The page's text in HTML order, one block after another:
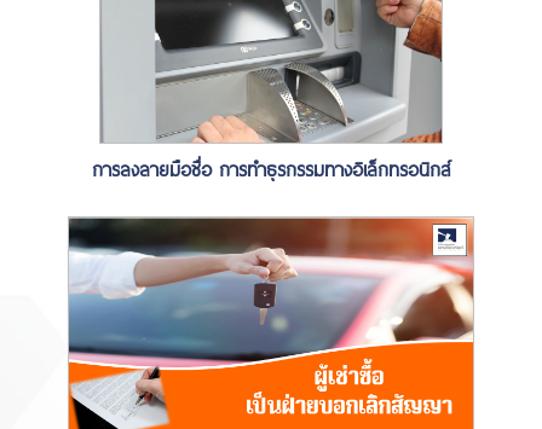
การลงลายมือชื่อ การทำธุรกรรมทางอิเล็กทรอนิกส์